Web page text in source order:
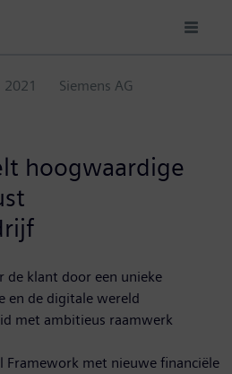
2021
Siemens AG
hoogwaardige
de klant door een unieke
en de digitale wereld
met ambitieus raamwerk
Framework met nieuwe financiële